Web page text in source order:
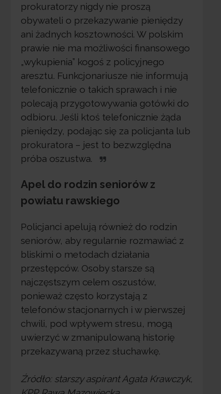
prokuratorzy nigdy nie proszą
obywateli o przekazywanie pieniędzy
ani żadnych kosztowności. W polskim
prawie nie ma możliwości finansowego
„wykupienia” kogoś z policyjnego
aresztu. Funkcjonariusze nie informują
telefonicznie o takich sprawach i nie
polecają przygotowywania gotówki do
odbioru. Jeśli ktoś telefonicznie żąda
pieniędzy, podając się za policjanta lub
prokuratora – jest to bezwzględna
próba oszustwa.
Apel do rodzin seniorów z
powiatu rawskiego
Policjanci apelują również do rodzin
seniorów, aby regularnie rozmawiać z
bliskimi o metodach działania
przestępców. Osoby starsze są
najczęstszym celem oszustów,
ponieważ często korzystają z
telefonów stacjonarnych i w pierwszej
chwili, pod wpływem stresu, mogą
uwierzyć w zmanipulowaną historię
przekazywaną przez słuchawkę.
Źródło: starszy aspirant Agata Krawczyk,